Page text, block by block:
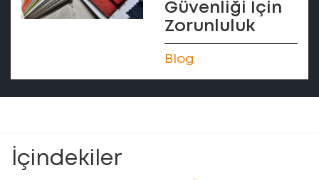
Güvenliği İçin
Zorunluluk
Blog
İçindekiler